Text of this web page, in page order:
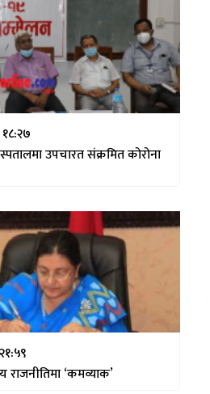
उपचारत संक्रमित कोरोना
राजनीतिमा ‘कमव्याक’